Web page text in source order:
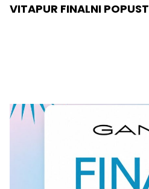
VITAPUR FINALNI